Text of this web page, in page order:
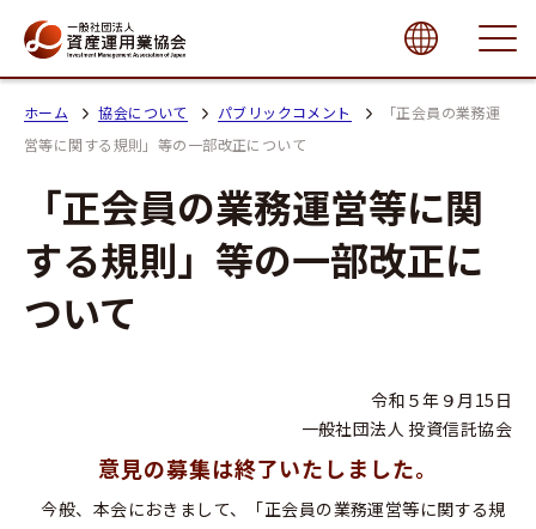
close
ホーム 協会について パブリックコメント
「正会員の業務運
営等に関する規則」等の一部改正について
「正会員の業務運営等に関
する規則」等の一部改正に
ついて
令和５年９月15日
一般社団法人 投資信託協会
意見の募集は終了いたしました。
今般、本会におきまして、「正会員の業務運営等に関する規